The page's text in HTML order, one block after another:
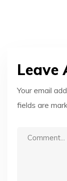
Leave
Your email
fields are